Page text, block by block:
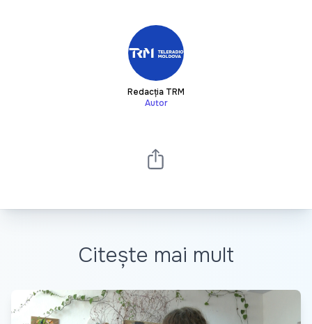
Redacția TRM
Autor
Citește mai mult